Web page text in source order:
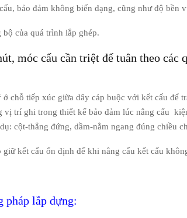
bảo đảm không biến dạng, cũng như độ bền
bộ của quá trình lắp ghép.
móc cẩu cần triệt để tuân theo các
ở chỗ tiếp xúc giữa dây cáp buộc với kết cấu để
vị trí ghi trong thiết kế bảo đảm lúc nâng cấu
cột-thẳng đứng, dầm-nằm ngang đúng chiều
giữ kết cấu ổn định để khi nâng cẩu kết cấu
pháp lắp dựng: